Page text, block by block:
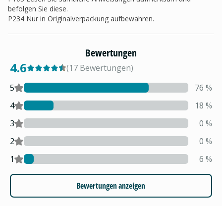
befolgen Sie diese.
P234 Nur in Originalverpackung aufbewahren.
Bewertungen
4.6 (17 Bewertungen)
5
76 %
4
18 %
3
0 %
2
0 %
1
6 %
Bewertungen anzeigen